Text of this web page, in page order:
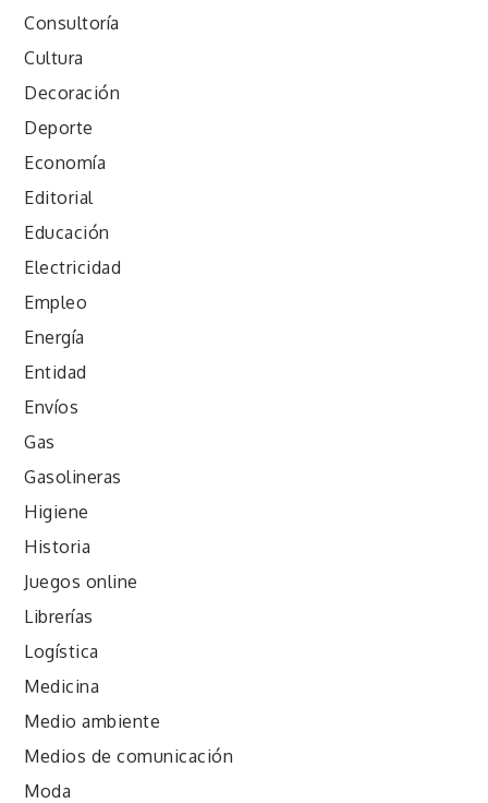
Consultoría
Cultura
Decoración
Deporte
Economía
Editorial
Educación
Electricidad
Empleo
Energía
Entidad
Envíos
Gas
Gasolineras
Higiene
Historia
Juegos online
Librerías
Logística
Medicina
Medio ambiente
Medios de comunicación
Moda